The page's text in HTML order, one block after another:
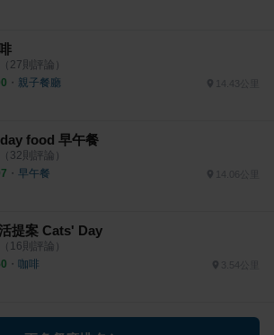
（ 27則評論）
・ 親子餐廳 14.43公里
food 早午餐
（ 32則評論）
・ 早午餐 14.06公里
提案 Cats' Day
（ 16則評論）
・ 咖啡 3.54公里